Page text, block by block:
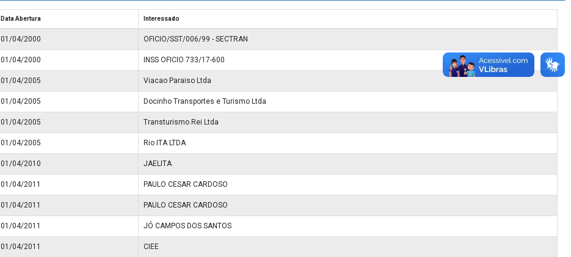
Data Abertura Interessado
01/04/2000 OFICIO/SST/006/99 - SECTRAN
01/04/2000 INSS OFICIO 733/17-600
01/04/2005 Viacao Paraiso Ltda
01/04/2005 Docinho Transportes e Turismo Ltda
01/04/2005 Transturismo Rei Ltda
01/04/2005 Rio ITA LTDA
01/04/2010 JAELITA
01/04/2011 PAULO CESAR CARDOSO
01/04/2011 PAULO CESAR CARDOSO
01/04/2011 JÓ CAMPOS DOS SANTOS
01/04/2011 CIEE